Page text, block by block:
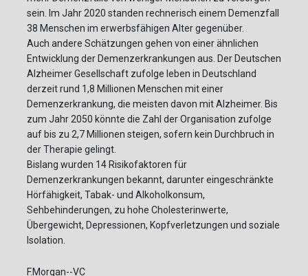
sein. Im Jahr 2020 standen rechnerisch einem Demenzfall
38 Menschen im erwerbsfähigen Alter gegenüber.
Auch andere Schätzungen gehen von einer ähnlichen
Entwicklung der Demenzerkrankungen aus. Der Deutschen
Alzheimer Gesellschaft zufolge leben in Deutschland
derzeit rund 1,8 Millionen Menschen mit einer
Demenzerkrankung, die meisten davon mit Alzheimer. Bis
zum Jahr 2050 könnte die Zahl der Organisation zufolge
auf bis zu 2,7 Millionen steigen, sofern kein Durchbruch in
der Therapie gelingt.
Bislang wurden 14 Risikofaktoren für
Demenzerkrankungen bekannt, darunter eingeschränkte
Hörfähigkeit, Tabak- und Alkoholkonsum,
Sehbehinderungen, zu hohe Cholesterinwerte,
Übergewicht, Depressionen, Kopfverletzungen und soziale
Isolation.
F.Morgan--VC